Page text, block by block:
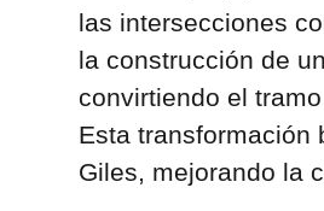
las intersecciones
la construcción de
convirtiendo el
Esta transformación
Giles, mejorando la